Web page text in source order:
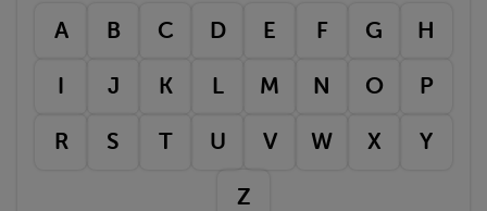
A B C D E F G H
I J K L M N O P
R S T U V W X Y
Z